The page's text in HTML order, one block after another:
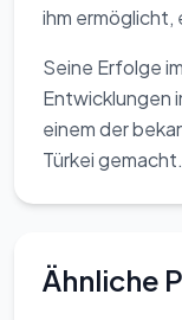
ihm ermöglicht,
Seine Erfolge
Entwicklungen
einem der
Türkei gemacht.
Ähnliche